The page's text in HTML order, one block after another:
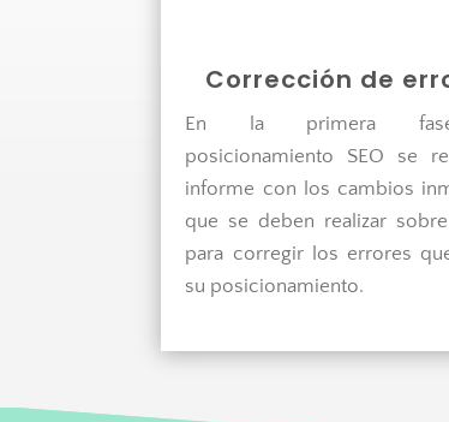
Corrección de
En la primera
posicionamiento SEO se
informe con los cambios
que se deben realizar
para corregir los errores
su posicionamiento.